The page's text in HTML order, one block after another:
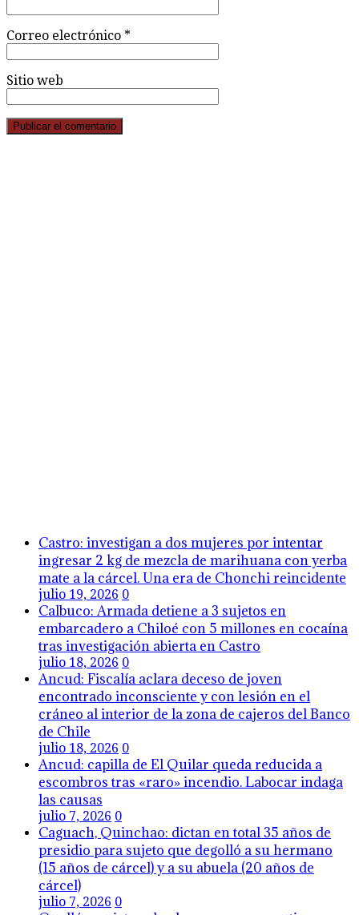
Correo electrónico *
Sitio web
Castro: investigan a dos mujeres por intentar
ingresar 2 kg de mezcla de marihuana con yerba
mate a la cárcel. Una era de Chonchi reincidente
julio 19, 2026 0
Calbuco: Armada detiene a 3 sujetos en
embarcadero a Chiloé con 5 millones en cocaína
tras investigación abierta en Castro
julio 18, 2026 0
Ancud: Fiscalía aclara deceso de joven
encontrado inconsciente y con lesión en el
cráneo al interior de la zona de cajeros del Banco
de Chile
julio 18, 2026 0
Ancud: capilla de El Quilar queda reducida a
escombros tras «raro» incendio. Labocar indaga
las causas
julio 7, 2026 0
Caguach, Quinchao: dictan en total 35 años de
presidio para sujeto que degolló a su hermano
(15 años de cárcel) y a su abuela (20 años de
cárcel)
julio 7, 2026 0